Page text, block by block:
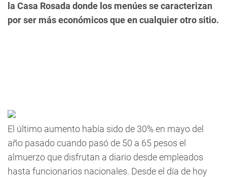
la Casa Rosada donde los menúes se caracterizan
por ser más económicos que en cualquier otro sitio.
El último aumento había sido de 30% en mayo del
año pasado cuando pasó de 50 a 65 pesos el
almuerzo que disfrutan a diario desde empleados
hasta funcionarios nacionales. Desde el día de hoy